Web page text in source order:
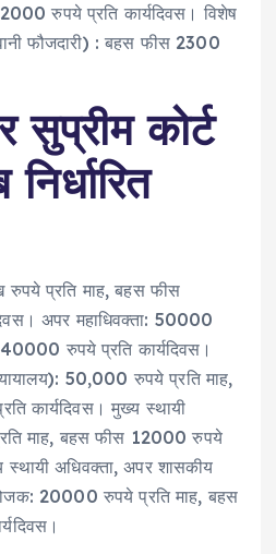
रुपये प्रति कार्यदिवस। विशेष
फौजदारी) : बहस फीस 2300
सुप्रीम कोर्ट
प्रति माह, बहस फीस
अपर महाधिवक्ता: 50000
रुपये प्रति कार्यदिवस।
50,000 रुपये प्रति माह,
कार्यदिवस। मुख्य स्थायी
माह, बहस फीस 12000 रुपये
स्थायी अधिवक्ता, अपर शासकीय
20000 रुपये प्रति माह, बहस